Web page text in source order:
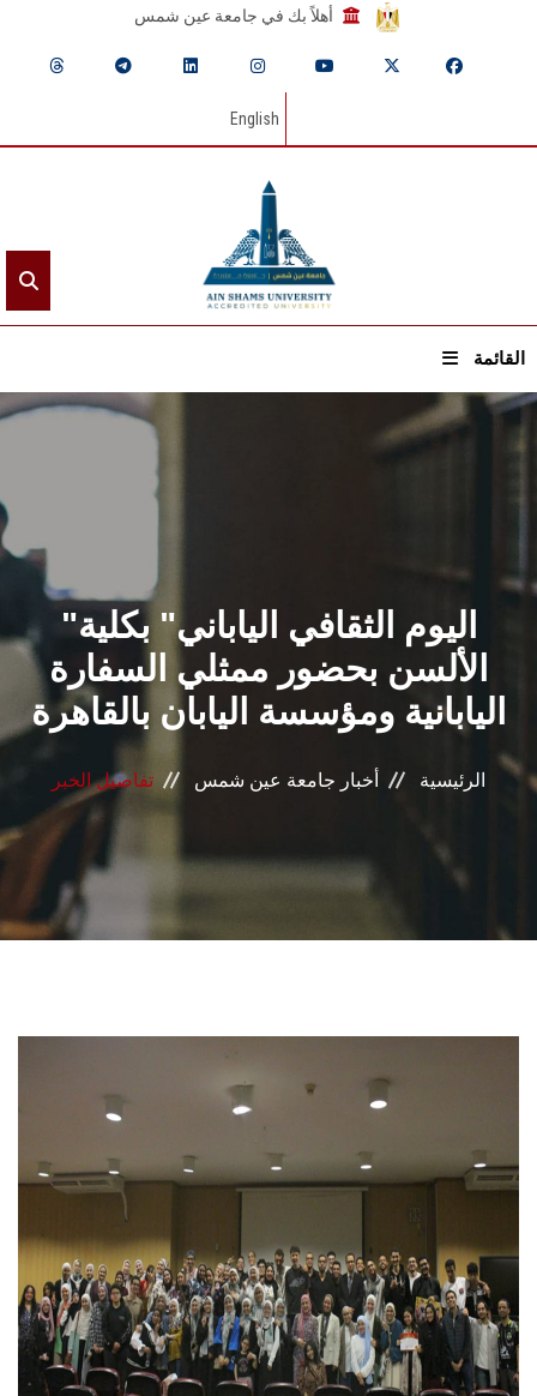
أهلاً بك في جامعة عين شمس
English
القائمة
الرئيسيـة
القطاعـات
الشئون الأكاديمية
البحث العلمي
المراكز والوحدات
الأنظمة الذكية
الدراسات العليا
الخريجين
الموظفون
"اليوم الثقافي الياباني" بكلية
الألسن بحضور ممثلي السفارة
اليابانية ومؤسسة اليابان بالقاهرة
الرئيسية أخبار جامعة عين شمس تفاصيل الخبر